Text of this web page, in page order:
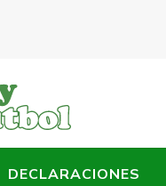
DECLARACIONES